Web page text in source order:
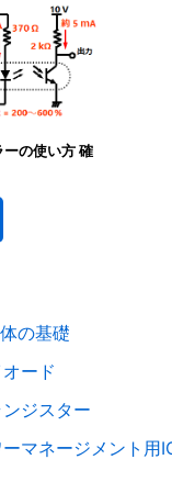
の使い方 確
の基礎
ード
ジスター
マネージメント用